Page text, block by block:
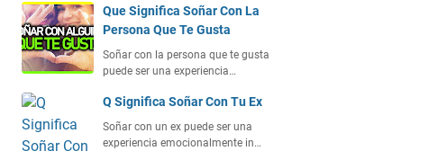
Que Significa Soñar Con La
Persona Que Te Gusta
Soñar con la persona que te gusta
puede ser una experiencia…
Q Significa Soñar Con Tu Ex
Soñar con un ex puede ser una
experiencia emocionalmente in…